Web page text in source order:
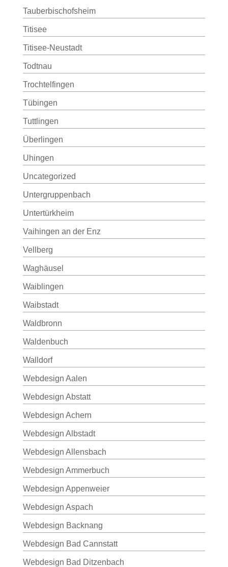
Tauberbischofsheim
Titisee
Titisee-Neustadt
Todtnau
Trochtelfingen
Tübingen
Tuttlingen
Überlingen
Uhingen
Uncategorized
Untergruppenbach
Untertürkheim
Vaihingen an der Enz
Vellberg
Waghäusel
Waiblingen
Waibstadt
Waldbronn
Waldenbuch
Walldorf
Webdesign Aalen
Webdesign Abstatt
Webdesign Achern
Webdesign Albstadt
Webdesign Allensbach
Webdesign Ammerbuch
Webdesign Appenweier
Webdesign Aspach
Webdesign Backnang
Webdesign Bad Cannstatt
Webdesign Bad Ditzenbach